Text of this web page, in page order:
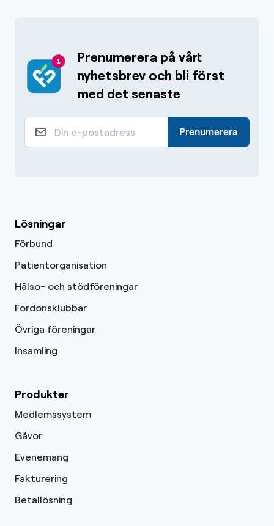
Prenumerera på vårt
nyhetsbrev och bli först
med det senaste
Prenumerera
Lösningar
Förbund
Patientorganisation
Hälso- och stödföreningar
Fordonsklubbar
Övriga föreningar
Insamling
Produkter
Medlemssystem
Gåvor
Evenemang
Fakturering
Betallösning